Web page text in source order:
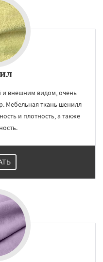
и внешним видом, очень
Мебельная ткань шенилл
и плотность, а также